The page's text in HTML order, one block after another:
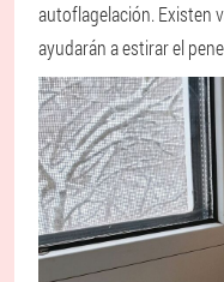
autoflagelación. Existen
ayudarán a estirar el